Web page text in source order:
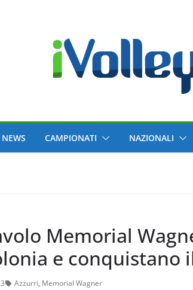
NEWS CAMPIONATI NAZIONALI
Memorial
e conquistano
Azzurri, Memorial Wagner